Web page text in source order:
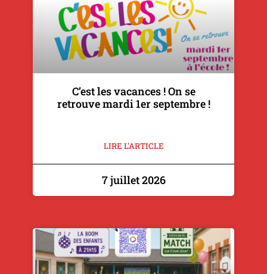
C’est les vacances ! On se
retrouve mardi 1er septembre !
LIRE L'ARTICLE
7 juillet 2026